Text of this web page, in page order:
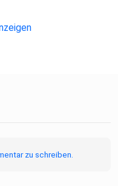
zu schreiben.